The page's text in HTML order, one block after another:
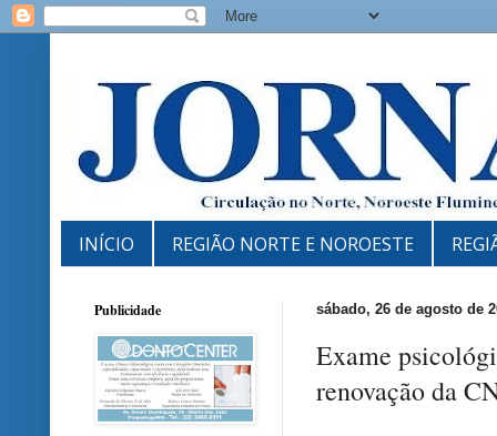
INÍCIO REGIÃO NORTE E NOROESTE
sábado, 26 de agosto de
Exame
renovação da
Publicidade